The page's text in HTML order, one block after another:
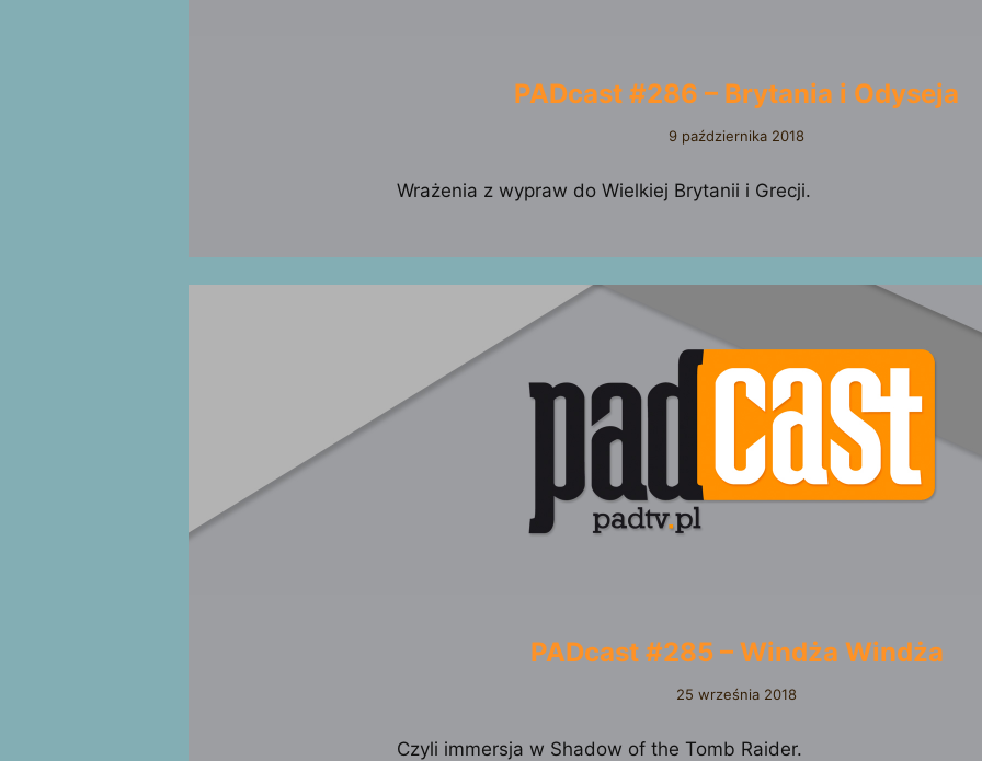
PADcast #286 – Brytania i Odyseja
9 października 2018
Wrażenia z wypraw do Wielkiej Brytanii i Grecji.
PADcast #285 – Windża Windża
25 września 2018
Czyli immersja w Shadow of the Tomb Raider.